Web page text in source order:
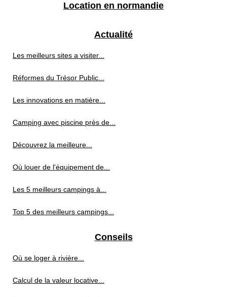
Location en normandie
Actualité
Les meilleurs sites a visiter...
Réformes du Trésor Public...
Les innovations en matière...
Camping avec piscine près de...
Découvrez la meilleure...
Où louer de l'équipement de...
Les 5 meilleurs campings à...
Top 5 des meilleurs campings...
Conseils
Où se loger à rivière...
Calcul de la valeur locative...